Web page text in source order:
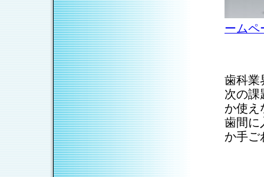
ームペ
歯科業
次の課
か使え
歯間に
か手ご